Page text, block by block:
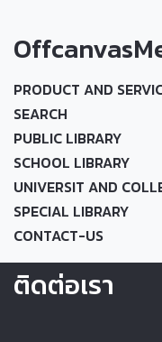
PRODUCT AND
SEARCH
PUBLIC LIBRARY
SCHOOL LIBRARY
UNIVERSIT AND
SPECIAL LIBRARY
CONTACT-US
ติดต่อเรา